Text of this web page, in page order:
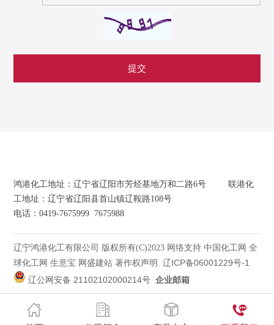
​鸿港化工地址：辽宁省辽阳市芳烃基地万和二路6号 联港化
工地址：辽宁省辽阳县首山镇辽鞍路108号
电话：0419-7675999 7675988
辽宁鸿港化工有限公司 版权所有(C)2023 网络支持 中国化工网 全
球化工网 生意宝 网盛建站 著作权声明
辽ICP备06001229号-1
辽公网安备 21102102000214号 企业邮箱